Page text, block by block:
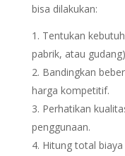
bisa dilakukan:
Tentukan
pabrik, atau
Bandingkan
harga kompetitif.
Perhatikan
penggunaan.
Hitung total